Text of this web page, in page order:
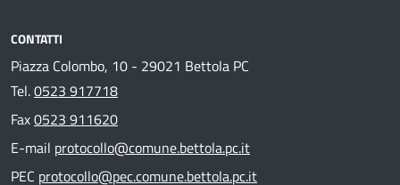
CONTATTI
Piazza Colombo, 10 - 29021 Bettola PC
Tel.0523 917718
Fax0523 911620
E-mail protocollo@comune.bettola.pc.it
PEC protocollo@pec.comune.bettola.pc.it